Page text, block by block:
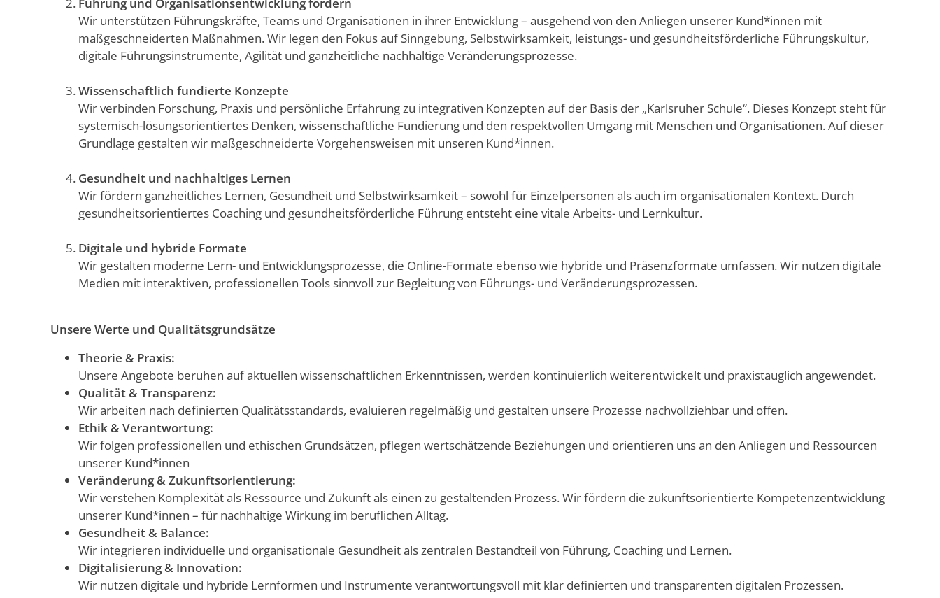
Führung und Organisationsentwicklung fördern
Wir unterstützen Führungskräfte, Teams und Organisationen in ihrer Entwicklung – ausgehend von den Anliegen unserer Kund*innen mit
maßgeschneiderten Maßnahmen. Wir legen den Fokus auf Sinngebung, Selbstwirksamkeit, leistungs- und gesundheitsförderliche Führungskultur,
digitale Führungsinstrumente, Agilität und ganzheitliche nachhaltige Veränderungsprozesse.
Wissenschaftlich fundierte Konzepte
Wir verbinden Forschung, Praxis und persönliche Erfahrung zu integrativen Konzepten auf der Basis der „Karlsruher Schule“. Dieses Konzept steht für
systemisch-lösungsorientiertes Denken, wissenschaftliche Fundierung und den respektvollen Umgang mit Menschen und Organisationen. Auf dieser
Grundlage gestalten wir maßgeschneiderte Vorgehensweisen mit unseren Kund*innen.
Gesundheit und nachhaltiges Lernen
Wir fördern ganzheitliches Lernen, Gesundheit und Selbstwirksamkeit – sowohl für Einzelpersonen als auch im organisationalen Kontext. Durch
gesundheitsorientiertes Coaching und gesundheitsförderliche Führung entsteht eine vitale Arbeits- und Lernkultur.
Digitale und hybride Formate
Wir gestalten moderne Lern- und Entwicklungsprozesse, die Online-Formate ebenso wie hybride und Präsenzformate umfassen. Wir nutzen digitale
Medien mit interaktiven, professionellen Tools sinnvoll zur Begleitung von Führungs- und Veränderungsprozessen.
Unsere Werte und Qualitätsgrundsätze
Theorie & Praxis:
Unsere Angebote beruhen auf aktuellen wissenschaftlichen Erkenntnissen, werden kontinuierlich weiterentwickelt und praxistauglich angewendet.
Qualität & Transparenz:
Wir arbeiten nach definierten Qualitätsstandards, evaluieren regelmäßig und gestalten unsere Prozesse nachvollziehbar und offen.
Ethik & Verantwortung:
Wir folgen professionellen und ethischen Grundsätzen, pflegen wertschätzende Beziehungen und orientieren uns an den Anliegen und Ressourcen
unserer Kund*innen
Veränderung & Zukunftsorientierung:
Wir verstehen Komplexität als Ressource und Zukunft als einen zu gestaltenden Prozess. Wir fördern die zukunftsorientierte Kompetenzentwicklung
unserer Kund*innen – für nachhaltige Wirkung im beruflichen Alltag.
Gesundheit & Balance:
Wir integrieren individuelle und organisationale Gesundheit als zentralen Bestandteil von Führung, Coaching und Lernen.
Digitalisierung & Innovation:
Wir nutzen digitale und hybride Lernformen und Instrumente verantwortungsvoll mit klar definierten und transparenten digitalen Prozessen.